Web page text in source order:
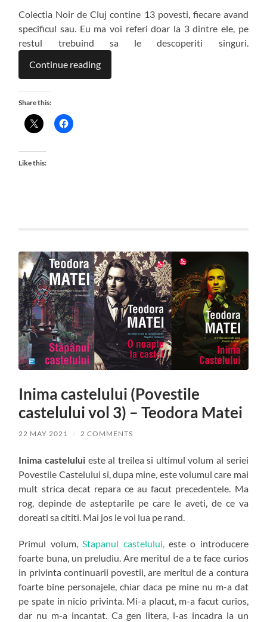
Colectia Noir de Cluj contine 13 povesti, fiecare avand
specificul sau. Eu ma voi referi doar la 3 dintre ele, pe
restul trebuind sa le descoperiti singuri.
Continue reading
Share this:
Like this:
Inima castelului (Povestile
castelului vol 3) – Teodora Matei
22 MAY 2021 / 2 COMMENTS
Inima casteluluieste al treilea si ultimul volum al seriei
Povestile Castelului si, dupa mine, este volumul care mai
mult strica decat repara ce au facut precedentele. Ma
rog, depinde de asteptarile pe care le aveti, de ce va
doreati sa cititi. Mai jos le voi lua pe rand.
Primul volum,Stapanul castelului,este o introducere
foarte buna, un preludiu. Are meritul de a te face curios
in privinta continuarii povestii, are meritul de a contura
foarte bine personajele, chiar daca pe mine nu m-a dat
pe spate in nicio privinta. Mi-a placut, m-a facut curios,
dar nu m-a incantat. Ca gen litera, l-as incadra la un